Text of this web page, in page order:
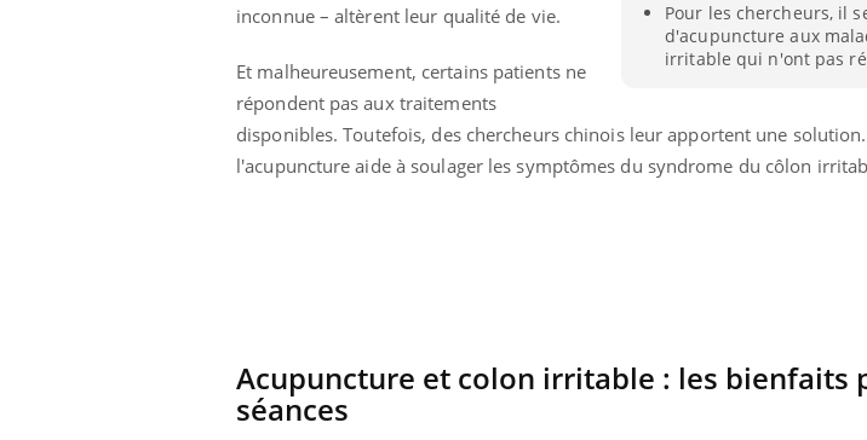
Pour les chercheurs, il
d'acupuncture aux
irritable qui n'ont pas
inconnue – altèrent leur qualité de vie.
Et malheureusement, certains patients ne
répondent pas aux traitements
disponibles. Toutefois, des chercheurs chinois leur apportent une
l'acupuncture aide à soulager les symptômes du syndrome du côlon
Acupuncture et colon irritable : les bienfaits
séances